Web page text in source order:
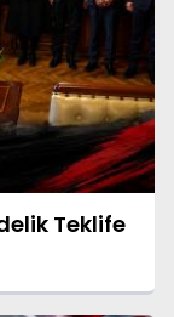
Teklife